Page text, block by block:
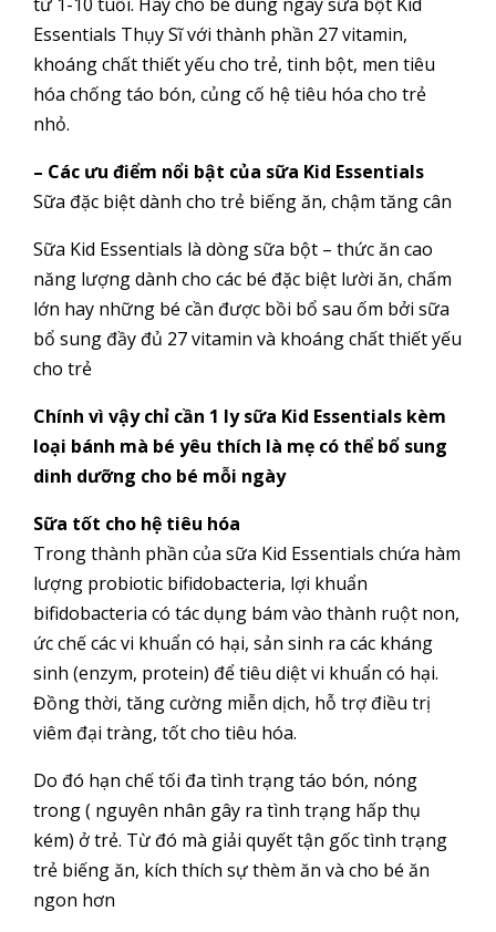
Essentials Thụy Sĩ với thành phần 27 vitamin,
khoáng chất thiết yếu cho trẻ, tinh bột, men tiêu
hóa chống táo bón, củng cố hệ tiêu hóa cho trẻ
nhỏ.
– Các ưu điểm nổi bật của sữa Kid Essentials
Sữa đặc biệt dành cho trẻ biếng ăn, chậm tăng cân
Sữa Kid Essentials là dòng sữa bột – thức ăn cao
năng lượng dành cho các bé đặc biệt lười ăn, chấm
lớn hay những bé cần được bồi bổ sau ốm bởi sữa
bổ sung đầy đủ 27 vitamin và khoáng chất thiết yếu
cho trẻ
Chính vì vậy chỉ cần 1 ly sữa Kid Essentials kèm
loại bánh mà bé yêu thích là mẹ có thể bổ sung
dinh dưỡng cho bé mỗi ngày
Sữa tốt cho hệ tiêu hóa
Trong thành phần của sữa Kid Essentials chứa hàm
lượng probiotic bifidobacteria, lợi khuẩn
bifidobacteria có tác dụng bám vào thành ruột non,
ức chế các vi khuẩn có hại, sản sinh ra các kháng
sinh (enzym, protein) để tiêu diệt vi khuẩn có hại.
Đồng thời, tăng cường miễn dịch, hỗ trợ điều trị
viêm đại tràng, tốt cho tiêu hóa.
Do đó hạn chế tối đa tình trạng táo bón, nóng
trong ( nguyên nhân gây ra tình trạng hấp thụ
kém) ở trẻ. Từ đó mà giải quyết tận gốc tình trạng
trẻ biếng ăn, kích thích sự thèm ăn và cho bé ăn
ngon hơn